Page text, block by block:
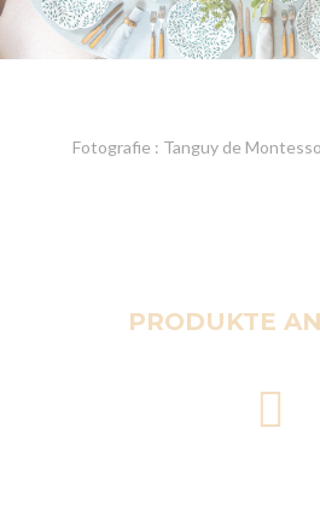
Fotografie : Tanguy de
PRODUKTE